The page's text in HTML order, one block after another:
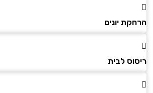
הרחקת יונים
ריסוס לבית